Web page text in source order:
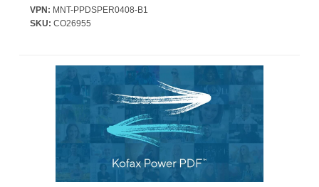
VPN: MNT-PPDSPER0408-B1
SKU: CO26955